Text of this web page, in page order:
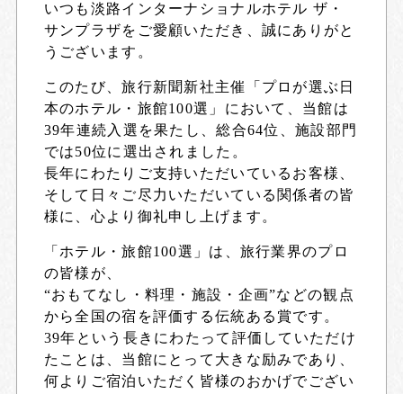
いつも淡路インターナショナルホテル ザ・
サンプラザをご愛顧いただき、誠にありがと
うございます。
このたび、旅行新聞新社主催「プロが選ぶ日
本のホテル・旅館100選」において、当館は
39年連続入選を果たし、総合64位、施設部門
では50位に選出 されました。
長年にわたりご支持いただいているお客様、
そして日々ご尽力いただいている関係者の皆
様に、心より御礼申し上げます。
「ホテル・旅館100選」は、旅行業界のプロ
の皆様が、
“おもてなし・料理・施設・企画”などの観点
から全国の宿を評価する伝統ある賞です。
39年という長きにわたって評価していただけ
たことは、当館にとって大きな励みであり、
何よりご宿泊いただく皆様のおかげでござい